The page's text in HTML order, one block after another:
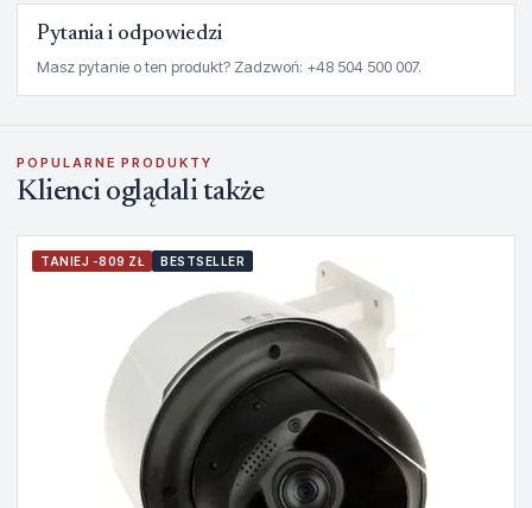
Pytania i odpowiedzi
Masz pytanie o ten produkt? Zadzwoń: +48 504 500 007.
POPULARNE PRODUKTY
Klienci oglądali także
TANIEJ -809 ZŁ BESTSELLER